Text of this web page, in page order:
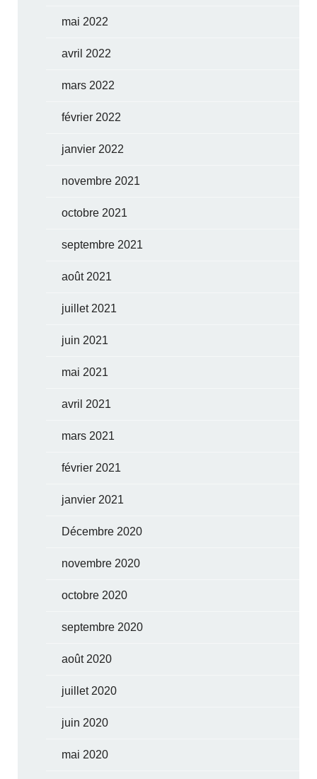
mai 2022
avril 2022
mars 2022
février 2022
janvier 2022
novembre 2021
octobre 2021
septembre 2021
août 2021
juillet 2021
juin 2021
mai 2021
avril 2021
mars 2021
février 2021
janvier 2021
Décembre 2020
novembre 2020
octobre 2020
septembre 2020
août 2020
juillet 2020
juin 2020
mai 2020